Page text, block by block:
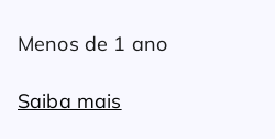
Menos de 1 ano
Saiba mais